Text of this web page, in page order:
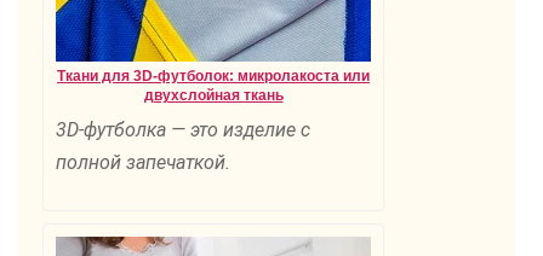
Ткани для 3D-футболок: микролакоста или
двухслойная ткань
3D-футболка — это изделие с
полной запечаткой.